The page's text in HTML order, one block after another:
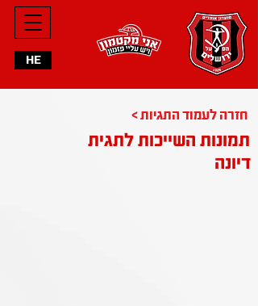
HE
< חזרה לעמוד התגיות
תמונות השייכות לתגית
דיונה